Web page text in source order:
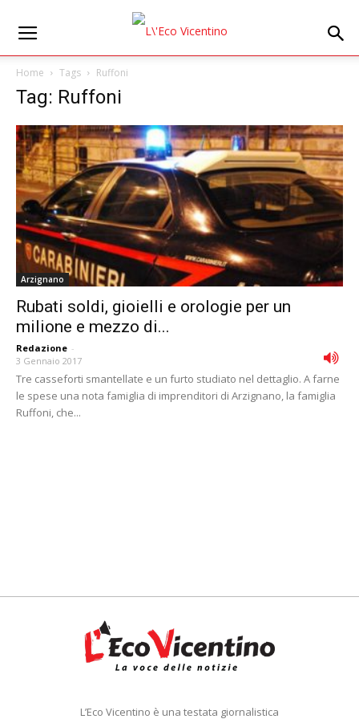
Home Tags Ruffoni
Tag: Ruffoni
Arzignano
Rubati soldi, gioielli e orologie per un
milione e mezzo di...
Redazione -
3 Gennaio 2017
Tre casseforti smantellate e un furto studiato nel dettaglio. A farne
le spese una nota famiglia di imprenditori di Arzignano, la famiglia
Ruffoni, che...
L’Eco Vicentino è una testata giornalistica